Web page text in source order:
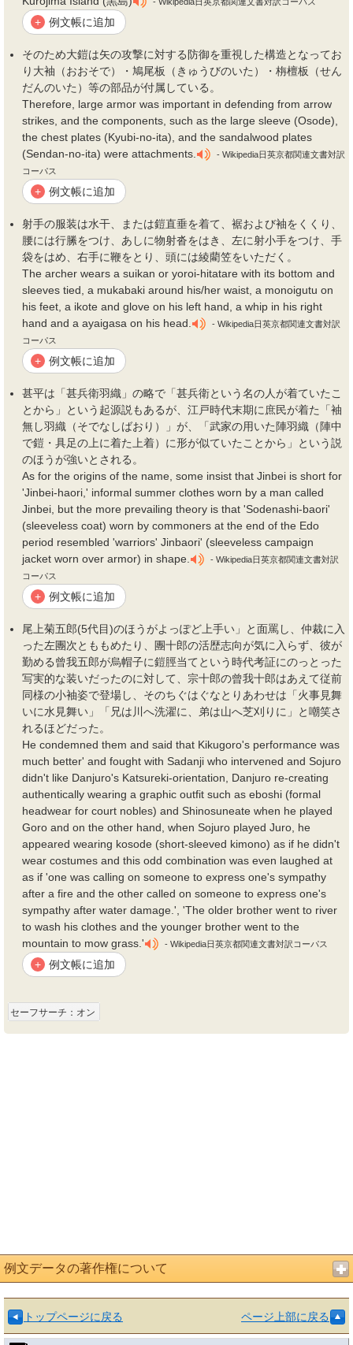
+ 例文帳に追加
そのため大鎧は矢の攻撃に対する防御を重視した構造となってお
り大袖 （おおそで）・鳩尾板（きゅうびのいた）・栴檀板（せん
だんのいた）等の部品が付属している。
Therefore, large armor was important in defending from arrow
strikes, and the components, such as the large sleeve (Osode),
the chest plates (Kyubi-no-ita), and the sandalwood plates
(Sendan-no-ita) were attachments.
- Wikipedia日英京都関連文書対訳
コーパス
+ 例文帳に追加
射手の服装は水干、または鎧直垂を着て、裾および袖をくくり、
腰には行縢をつけ、あしに物射沓をはき、左に射小手をつけ、手
袋をはめ、右手に鞭をとり、頭には綾藺笠をいただく。
The archer wears a suikan or yoroi-hitatare with its bottom and
sleeves tied, a mukabaki around his/her waist, a monoigutu on
his feet, a ikote and glove on his left hand, a whip in his right
hand and a ayaigasa on his head.
- Wikipedia日英京都関連文書対訳
コーパス
+ 例文帳に追加
甚平は「甚兵衛羽織」の略で「甚兵衛という名の人が着ていたこ
とから」という起源説もあるが、江戸時代末期に庶民が着た「袖
無し羽織（そでなしばおり）」が、「武家の用いた陣羽織（陣中
で鎧 ・具足の上に着た上着）に形が似ていたことから」という説
のほうが強いとされる。
As for the origins of the name, some insist that Jinbei is short for
'Jinbei-haori,' informal summer clothes worn by a man called
Jinbei, but the more prevailing theory is that 'Sodenashi-baori'
(sleeveless coat) worn by commoners at the end of the Edo
period resembled 'warriors' Jinbaori' (sleeveless campaign
jacket worn over armor) in shape.
- Wikipedia日英京都関連文書対訳
コーパス
+ 例文帳に追加
尾上菊五郎(5代目)のほうがよっぽど上手い」と面罵し、仲裁に入
った左團次とももめたり、團十郎の活歴志向が気に入らず、彼が
勤める曾我五郎が烏帽子に鎧脛当てという時代考証にのっとった
写実的な装いだったのに対して、宗十郎の曾我十郎はあえて従前
同様の小袖姿で登場し、そのちぐはぐなとりあわせは「火事見舞
いに水見舞い」「兄は川へ洗濯に、弟は山へ芝刈りに」と嘲笑さ
れるほどだった。
He condemned them and said that Kikugoro's performance was
much better' and fought with Sadanji who intervened and Sojuro
didn't like Danjuro's Katsureki-orientation, Danjuro re-creating
authentically wearing a graphic outfit such as eboshi (formal
headwear for court nobles) and Shinosuneate when he played
Goro and on the other hand, when Sojuro played Juro, he
appeared wearing kosode (short-sleeved kimono) as if he didn't
wear costumes and this odd combination was even laughed at
as if 'one was calling on someone to express one's sympathy
after a fire and the other called on someone to express one's
sympathy after water damage.', 'The older brother went to river
to wash his clothes and the younger brother went to the
mountain to mow grass.'
- Wikipedia日英京都関連文書対訳コーパス
+ 例文帳に追加
セーフサーチ：オン
例文データの著作権について
トップページに戻る ページ上部に戻る